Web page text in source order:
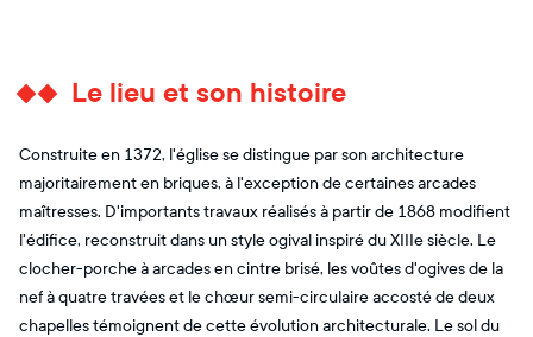
Le lieu et son histoire
Construite en 1372, l'église se distingue par son architecture
majoritairement en briques, à l'exception de certaines arcades
maîtresses. D'importants travaux réalisés à partir de 1868 modifient
l'édifice, reconstruit dans un style ogival inspiré du XIIIe siècle. Le
clocher-porche à arcades en cintre brisé, les voûtes d'ogives de la
nef à quatre travées et le chœur semi-circulaire accosté de deux
chapelles témoignent de cette évolution architecturale. Le sol du